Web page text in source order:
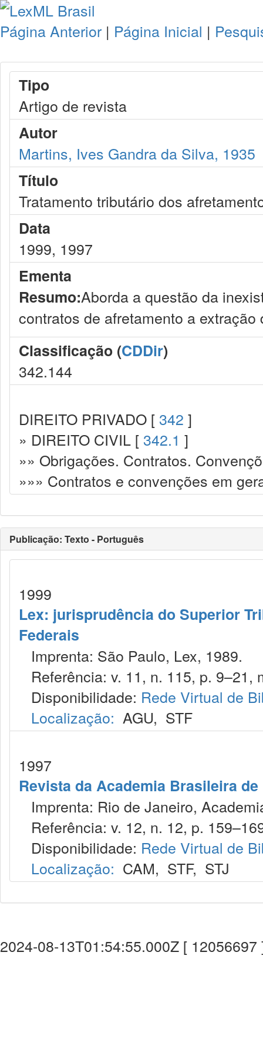
Página Anterior | Página Inicial |
Tipo
Artigo de revista
Autor
Martins, Ives Gandra da Silva, 1935
Título
Tratamento tributário dos
Data
1999, 1997
Ementa
Resumo:Aborda a questão da
contratos de afretamento a
Classificação (CDDir)
342.144
DIREITO PRIVADO [ 342 ]
» DIREITO CIVIL [ 342.1 ]
»» Obrigações. Contratos.
»»» Contratos e convenções em
Publicação: Texto - Português
1999
Lex: jurisprudência do Superior
Federais
Imprenta: São Paulo, Lex, 1989.
Referência: v. 11, n. 115, p. 9–21,
Disponibilidade: Rede Virtual de
Localização: AGU, STF
1997
Revista da Academia Brasileira
Imprenta: Rio de Janeiro,
Referência: v. 12, n. 12, p.
Disponibilidade: Rede Virtual de
Localização: CAM, STF, STJ
2024-08-13T01:54:55.000Z [ 12056697